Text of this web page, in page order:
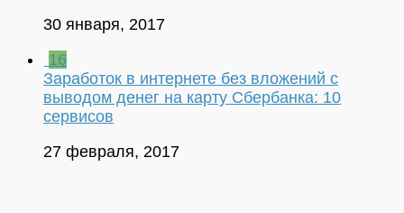
30 января, 2017
16
Заработок в интернете без вложений с
выводом денег на карту Сбербанка: 10
сервисов
27 февраля, 2017